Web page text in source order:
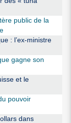
public de la
: l’ex-ministre
gagne son
et le
pouvoir
dans